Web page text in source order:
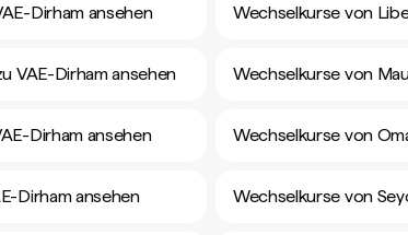
Dirham ansehen Wechselkurse von
VAE-Dirham ansehen Wechselkurse von
Dirham ansehen Wechselkurse von
Dirham ansehen Wechselkurse von